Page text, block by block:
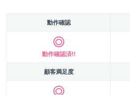
動作確認
動作確認済!!
顧客満足度